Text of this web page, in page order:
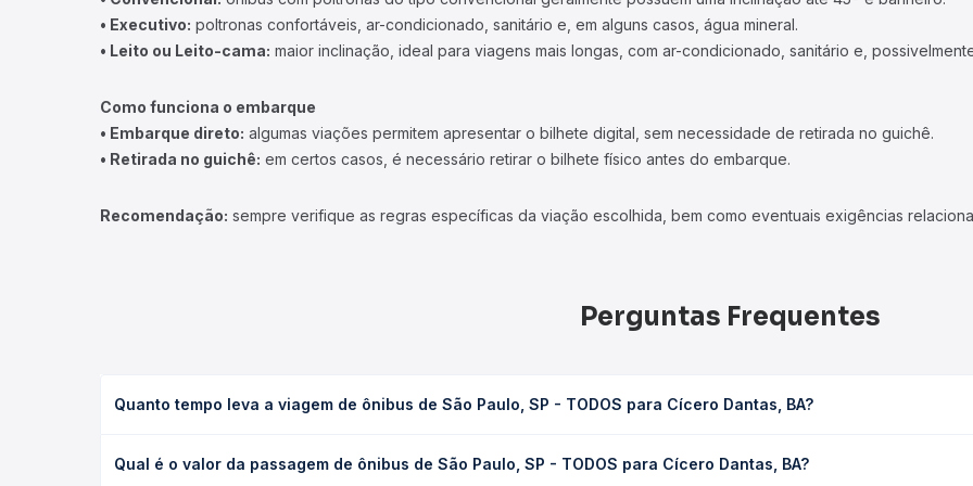
• Executivo: poltronas confortáveis, ar-condicionado, sanitário e, em alguns casos, água mineral.
• Leito ou Leito-cama: maior inclinação, ideal para viagens mais longas, com ar-condicionado, sanitário e,
Como funciona o embarque
• Embarque direto: algumas viações permitem apresentar o bilhete digital, sem necessidade de retirada no guichê.
• Retirada no guichê: em certos casos, é necessário retirar o bilhete físico antes do embarque.
Recomendação: sempre verifique as regras específicas da viação escolhida, bem como eventuais exigências
Perguntas Frequentes
Quanto tempo leva a viagem de ônibus de São Paulo, SP - TODOS para Cícero Dantas, BA?
ou leito) e as condições de tráfego. Na Quero Passagem você consulta os horários disponíveis e vê a duração exata
Qual é o valor da passagem de ônibus de São Paulo, SP - TODOS para Cícero Dantas, BA?